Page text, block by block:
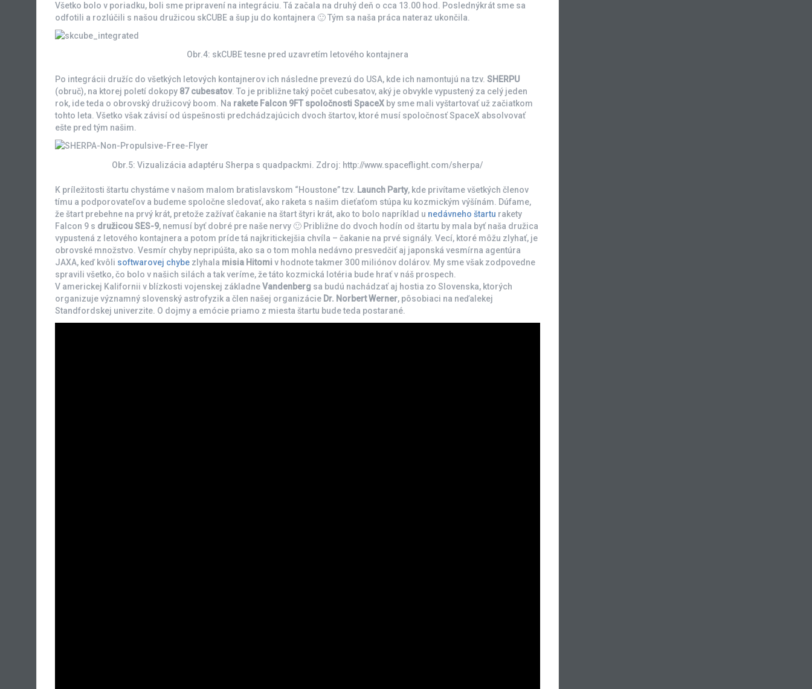
Všetko bolo v poriadku, boli sme pripravení na integráciu. Tá začala na druhý deň o cca 13.00 hod. Poslednýkrát sme sa
odfotili a rozlúčili s našou družicou skCUBE a šup ju do kontajnera 🙂 Tým sa naša práca nateraz ukončila.
Obr.4: skCUBE tesne pred uzavretím letového kontajnera
Po integrácii družíc do všetkých letových kontajnerov ich následne prevezú do USA, kde ich namontujú na tzv. SHERPU
(obruč), na ktorej poletí dokopy 87 cubesatov. To je približne taký počet cubesatov, aký je obvykle vypustený za celý jeden
rok, ide teda o obrovský družicový boom. Na rakete Falcon 9FT spoločnosti SpaceXby sme mali vyštartovať už začiatkom
tohto leta. Všetko však závisí od úspešnosti predchádzajúcich dvoch štartov, ktoré musí spoločnosť SpaceX absolvovať
ešte pred tým našim.
Obr.5: Vizualizácia adaptéru Sherpa s quadpackmi. Zdroj: http://www.spaceflight.com/sherpa/
K príležitosti štartu chystáme v našom malom bratislavskom “Houstone” tzv. Launch Party, kde privítame všetkých členov
tímu a podporovateľov a budeme spoločne sledovať, ako raketa s našim dieťaťom stúpa ku kozmickým výšínám. Dúfame,
že štart prebehne na prvý krát, pretože zažívať čakanie na štart štyri krát, ako to bolo napríklad u nedávneho štartu rakety
Falcon 9 s družicou SES-9, nemusí byť dobré pre naše nervy 🙂 Približne do dvoch hodín od štartu by mala byť naša družica
vypustená z letového kontajnera a potom príde tá najkritickejšia chvíla – čakanie na prvé signály. Vecí, ktoré môžu zlyhať, je
obrovské množstvo. Vesmír chyby nepripúšta, ako sa o tom mohla nedávno presvedčiť aj japonská vesmírna agentúra
JAXA, keď kvôli softwarovej chybezlyhala misia Hitomi v hodnote takmer 300 miliónov dolárov. My sme však zodpovedne
spravili všetko, čo bolo v našich silách a tak veríme, že táto kozmická lotéria bude hrať v náš prospech.
V americkej Kalifornii v blízkosti vojenskej základneVandenberg sa budú nachádzať aj hostia zo Slovenska, ktorých
organizuje významný slovenský astrofyzik a člen našej organizácie Dr. Norbert Werner, pôsobiaci na neďalekej
Standfordskej univerzite. O dojmy a emócie priamo z miesta štartu bude teda postarané.